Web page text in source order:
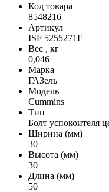
Код товара
8548216
Артикул
ISF 5255271F
Вес , кг
0,046
Марка
ГАЗель
Модель
Cummins
Тип
Болт успокоителя
Ширина (мм)
30
Высота (мм)
30
Длина (мм)
50